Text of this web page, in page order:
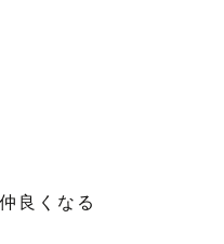
良くなる